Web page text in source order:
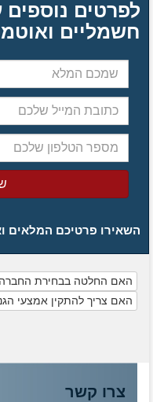
לפרטים
חשמליים
שמכם
המלא
כתובת
המייל
מספר
הטלפון
שלכם
השאירו פרטיכם המלאים
האם החלטה בבחירת החברה
האם צריך להתקין אמצעי
צרו קשר